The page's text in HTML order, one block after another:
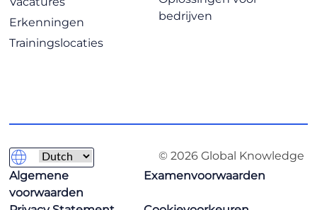
Erkenningen
Trainingslocaties
bedrijven
© 2026 Global Knowledge
Algemene
voorwaarden
Examenvoorwaarden